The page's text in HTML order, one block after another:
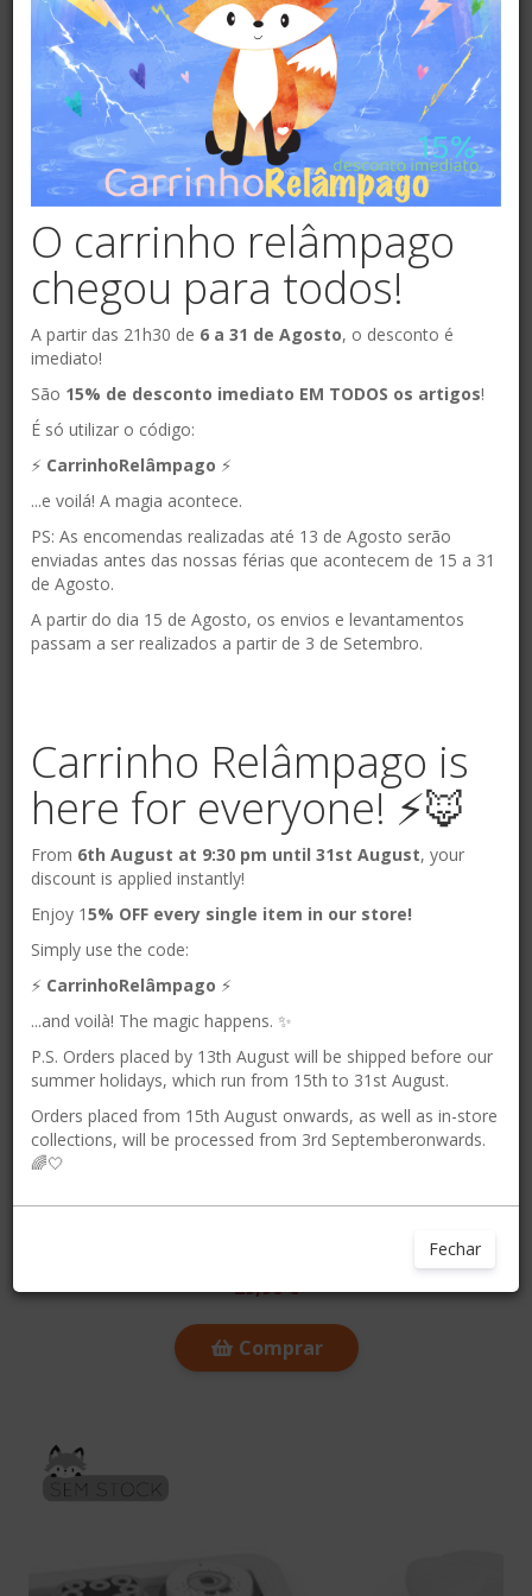
Tábua para massa | BigJigs
Comprar
29,90 €
Comprar
SEM STOCK
O carrinho relâmpago
chegou para todos!
A partir das 21h30 de 6 a 31 de Agosto, o desconto é
imediato!
São 15% de desconto imediato EM TODOS os artigos!
É só utilizar o código:
⚡️ CarrinhoRelâmpago ⚡️
...e voilá! A magia acontece.
PS: As encomendas realizadas até 13 de Agosto serão
enviadas antes das nossas férias que acontecem de 15 a 31
de Agosto.
A partir do dia 15 de Agosto, os envios e levantamentos
passam a ser realizados a partir de 3 de Setembro.
Carrinho Relâmpago is
here for everyone! ⚡️🦊
From 6th August at 9:30 pm until 31st August, your
discount is applied instantly!
Enjoy 15% OFF every single item in our store!
Simply use the code:
⚡️ CarrinhoRelâmpago ⚡️
...and voilà! The magic happens. ✨
P.S. Orders placed by 13th August will be shipped before our
summer holidays, which run from 15th to 31st August.
Orders placed from 15th August onwards, as well as in-store
collections, will be processed from 3rd Septemberonwards.
🌈🤍
Fechar